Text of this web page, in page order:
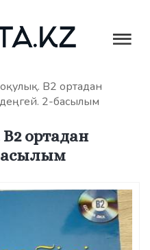
оқулық. В2 ортадан
2-басылым
ортадан
Қазақша